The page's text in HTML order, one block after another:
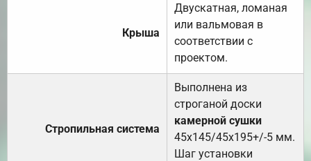
Крыша
Двускатная, ломаная
или вальмовая в
соответствии с
проектом.
Стропильная система
Выполнена из
строганой доски
камерной сушки
45х145/45х195+/-5 мм.
Шаг установки